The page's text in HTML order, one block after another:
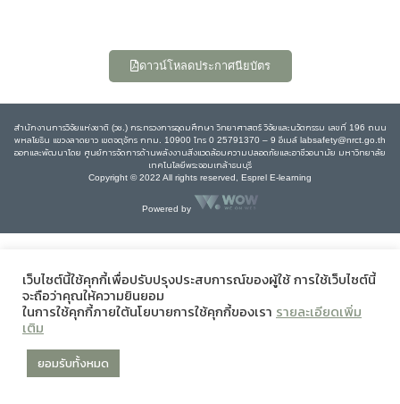
ดาวน์โหลดประกาศนียบัตร
สำนักงานการวิจัยแห่งชาติ (วช.) กระทรวงการอุดมศึกษา วิทยาศาสตร์ วิจัยและนวัตกรรม เลขที่ 196 ถนน
พหลโยธิน แขวงลาดยาว เขตจตุจักร กทม. 10900 โทร 0 25791370 – 9 อีเมล์ labsafety@nrct.go.th
ออกและพัฒนาโดย ศูนย์การจัดการด้านพลังงานสิ่งแวดล้อมความปลอดภัยและอาชีวอนามัย มหาวิทยาลัย
เทคโนโลยีพระจอมเกล้าธนบุรี
Copyright © 2022 All rights reserved, Esprel E-learning
Powered by
เว็บไซต์นี้ใช้คุกกี้เพื่อปรับปรุงประสบการณ์ของผู้ใช้ การใช้เว็บไซต์นี้
จะถือว่าคุณให้ความยินยอม
ในการใช้คุกกี้ภายใต้นโยบายการใช้คุกกี้ของเรา รายละเอียดเพิ่ม
เติม
ยอมรับทั้งหมด